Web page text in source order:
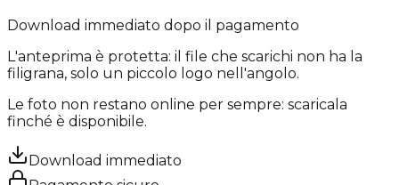
Download immediato dopo il pagamento
L'anteprima è protetta: il file che scarichi non ha la
filigrana, solo un piccolo logo nell'angolo.
Le foto non restano online per sempre: scaricala
finché è disponibile.
Download immediato